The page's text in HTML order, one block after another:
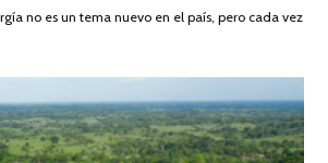
DE
no es un tema nuevo en el país, pero cada vez